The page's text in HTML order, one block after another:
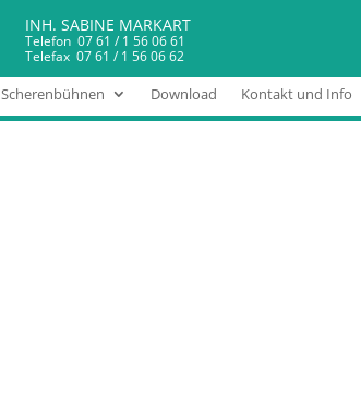
INH. SABINE MARKART
Telefon 07 61 / 1 56 06 61
Telefax 07 61 / 1 56 06 62
Scherenbühnen Download Kontakt und Info